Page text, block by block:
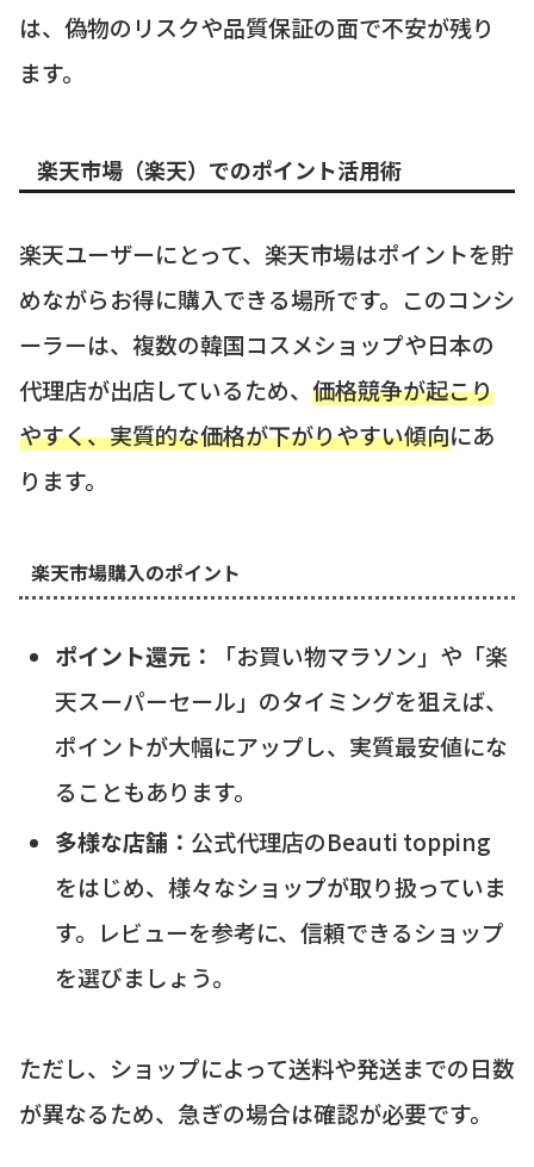
は、偽物のリスクや品質保証の面で不安が残り
ます。
楽天市場（楽天）でのポイント活用術
楽天ユーザーにとって、楽天市場はポイントを貯
めながらお得に購入できる場所です。このコンシ
ーラーは、複数の韓国コスメショップや日本の
代理店が出店しているため、 価格競争が起こり
やすく、実質的な価格が下がりやすい傾向にあ
ります。
楽天市場購入のポイント
ポイント還元：
「お買い物マラソン」や「楽
天スーパーセール」のタイミングを狙えば、
ポイントが大幅にアップし、実質最安値にな
ることもあります。
多様な店舗： 公式代理店のBeauti topping
をはじめ、様々なショップが取り扱っていま
す。レビューを参考に、信頼できるショップ
を選びましょう。
ただし、ショップによって送料や発送までの日数
が異なるため、急ぎの場合は確認が必要です。